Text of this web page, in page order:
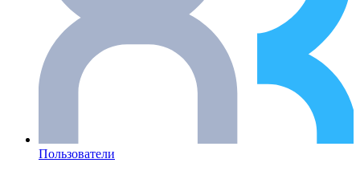
Пользователи